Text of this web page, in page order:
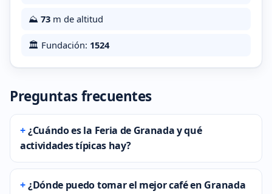
⛰️ 73 m de altitud
🏛️ Fundación: 1524
Preguntas frecuentes
¿Cuándo es la Feria de Granada y qué
actividades típicas hay?
¿Dónde puedo tomar el mejor café en Granada